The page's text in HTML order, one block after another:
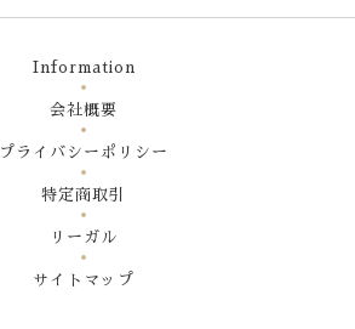
Information
会社概要
プライバシーポリシー
特定商取引
リーガル
サイトマップ